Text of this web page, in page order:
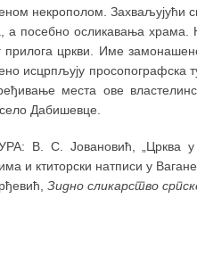
некрополом. Захваљујући
а посебно осликавања храма.
прилога цркви. Име
исцрпљују просопографска
места ове
Дабишевце.
В. С. Јовановић, „Црква y
и ктиторски натписи у
Зидно сликарство